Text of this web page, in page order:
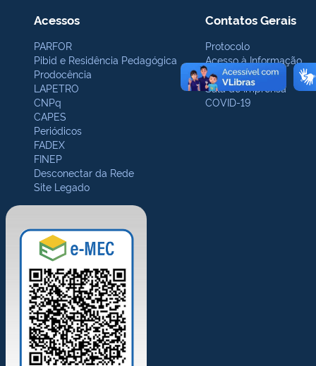
Acessos
PARFOR
Pibid e Residência Pedagógica
Prodocência
LAPETRO
CNPq
CAPES
Periódicos
FADEX
FINEP
Desconectar da Rede
Site Legado
Contatos Gerais
Protocolo
Acesso à Informação
Ouvidoria
Sala de Imprensa
COVID-19